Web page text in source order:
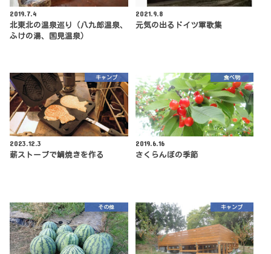
2019.7.4
北東北の温泉巡り（八九郎温泉、
ふけの湯、国見温泉）
2021.9.8
元気の出るドイツ軍歌集
キャンプ
2023.12.3
薪ストーブで鯛焼きを作る
食べ物
2019.6.16
さくらんぼの季節
その他 キャンプ